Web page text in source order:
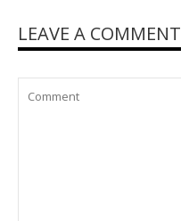
LEAVE A COMMENT